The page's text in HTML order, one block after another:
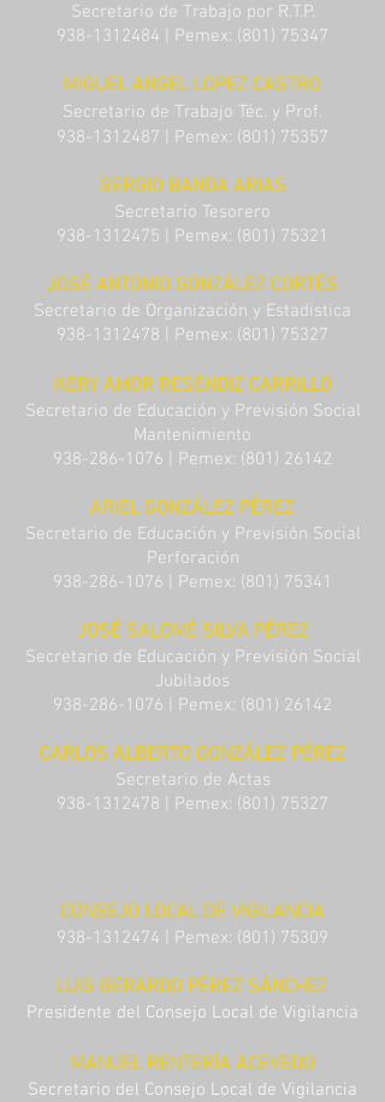
Secretario de Trabajo por R.T.P.
938-1312484 | Pemex: (801) 75347
MIGUEL ANGEL LOPEZ CASTRO
Secretario de Trabajo Téc. y Prof.
938-1312487 | Pemex: (801) 75357
SERGIO BANDA ARIAS
Secretario Tesorero
938-1312475 | Pemex: (801) 75321
JOSÉ ANTONIO GONZÁLEZ CORTÉS
Secretario de Organización y Estadistica
938-1312478 | Pemex: (801) 75327
KERY AMOR RESÉNDIZ CARRILLO
Secretario de Educación y Previsión Social
Mantenimiento
938-286-1076 | Pemex: (801) 26142
ARIEL GONZÁLEZ PÉREZ
Secretario de Educación y Previsión Social
Perforación
938-286-1076 | Pemex: (801) 75341
JOSÉ SALOMÉ SILVA PÉREZ
Secretario de Educación y Previsión Social
Jubilados
938-286-1076 | Pemex: (801) 26142
CARLOS ALBERTO GONZÁLEZ PÉREZ
Secretario de Actas
938-1312478 | Pemex: (801) 75327
CONSEJO LOCAL DE VIGILANCIA
938-1312474 | Pemex: (801) 75309
LUIS GERARDO PÉREZ SÁNCHEZ
Presidente del Consejo Local de Vigilancia
MANUEL RENTERÍA ACEVEDO
Secretario del Consejo Local de Vigilancia